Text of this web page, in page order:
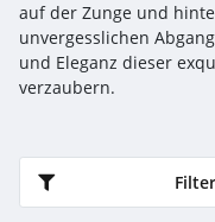
auf der Zunge und
unvergesslichen
und Eleganz dieser
verzaubern.